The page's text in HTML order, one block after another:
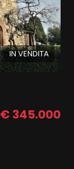
IN VENDITA
€ 345.000